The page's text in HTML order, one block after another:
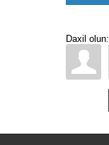
Daxil olun: